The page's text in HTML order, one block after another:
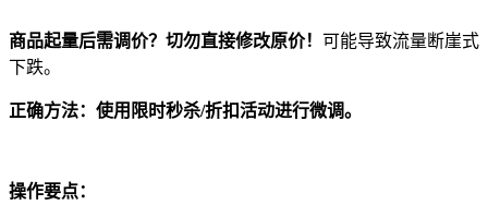
商品起量后需调价？切勿直接修改原价！ 可能导致流量断崖式
下跌。
正确方法：使用限时秒杀/折扣活动进行微调。
操作要点：